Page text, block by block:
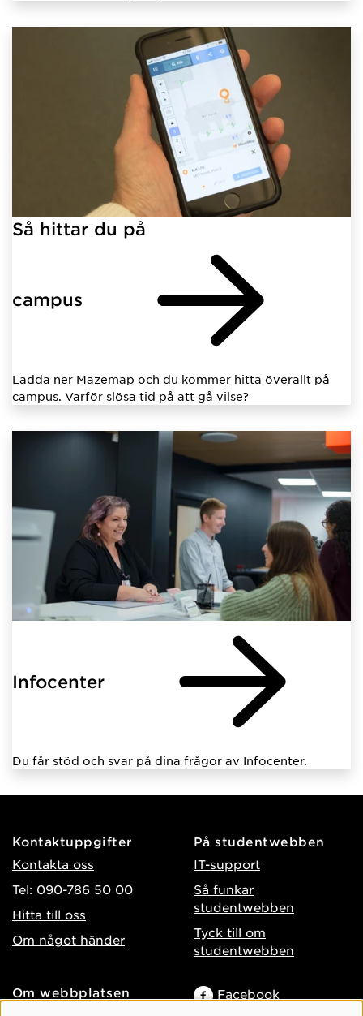
Så hittar du på
campus
Ladda ner Mazemap och du kommer hitta överallt på
campus. Varför slösa tid på att gå vilse?
Infocenter
Du får stöd och svar på dina frågor av Infocenter.
Kontaktuppgifter
Kontakta oss
Tel: 090-786 50 00
Hitta till oss
Om något händer
På studentwebben
IT-support
Så funkar
studentwebben
Tyck till om
studentwebben
Om webbplatsen
Facebook